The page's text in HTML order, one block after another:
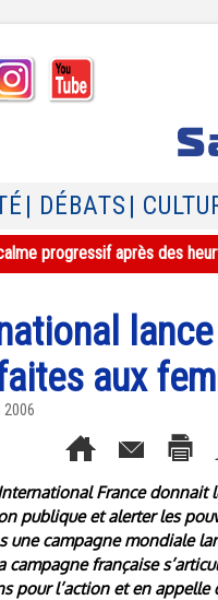
| DÉBATS |
progressif après des
aux
2006
France donnait
publique et alerter les
une campagne mondiale
française
pour l’action et en appelle